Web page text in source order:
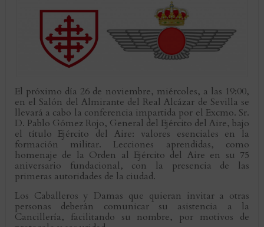
El próximo día 26 de noviembre, miércoles, a las 19:00,
en el Salón del Almirante del Real Alcázar de Sevilla se
llevará a cabo la conferencia impartida por el Excmo. Sr.
D. Pablo Gómez Rojo, General del Ejército del Aire, bajo
el título Ejército del Aire: valores esenciales en la
formación militar. Lecciones aprendidas, como
homenaje de la Orden al Ejército del Aire en su 75
aniversario fundacional, con la presencia de las
primeras autoridades de la ciudad.
Los Caballeros y Damas que quieran invitar a otras
personas deberán comunicar su asistencia a la
Cancillería, facilitando su nombre, por motivos de